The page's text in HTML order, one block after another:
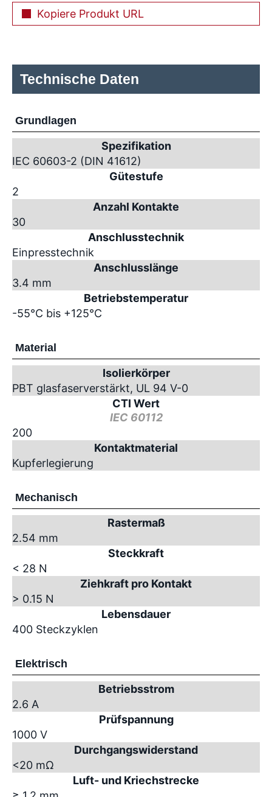
Kopiere Produkt URL
Technische Daten
Grundlagen
Spezifikation
IEC 60603-2 (DIN 41612)
Gütestufe
2
Anzahl Kontakte
30
Anschlusstechnik
Einpresstechnik
Anschlusslänge
3.4 mm
Betriebstemperatur
-55°C bis +125°C
Material
Isolierkörper
PBT glasfaserverstärkt, UL 94 V-0
CTI Wert
IEC 60112
200
Kontaktmaterial
Kupferlegierung
Mechanisch
Rastermaß
2.54 mm
Steckkraft
< 28 N
Ziehkraft pro Kontakt
> 0.15 N
Lebensdauer
400 Steckzyklen
Elektrisch
Betriebsstrom
2.6 A
Prüfspannung
1000 V
Durchgangswiderstand
<20 mΩ
Luft- und Kriechstrecke